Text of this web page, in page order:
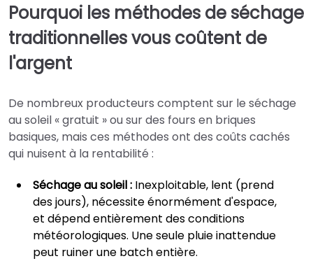
Pourquoi les méthodes de séchage
traditionnelles vous coûtent de
l'argent
De nombreux producteurs comptent sur le séchage
au soleil « gratuit » ou sur des fours en briques
basiques, mais ces méthodes ont des coûts cachés
qui nuisent à la rentabilité :
Séchage au soleil : Inexploitable, lent (prend
des jours), nécessite énormément d'espace,
et dépend entièrement des conditions
météorologiques. Une seule pluie inattendue
peut ruiner une batch entière.